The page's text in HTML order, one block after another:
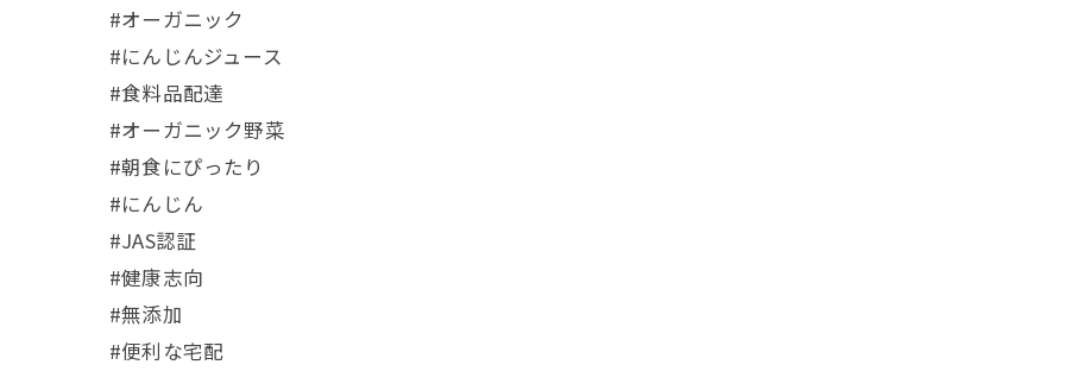
#オーガニック
#にんじんジュース
#食料品配達
#オーガニック野菜
#朝食にぴったり
#にんじん
#JAS認証
#健康志向
#無添加
#便利な宅配